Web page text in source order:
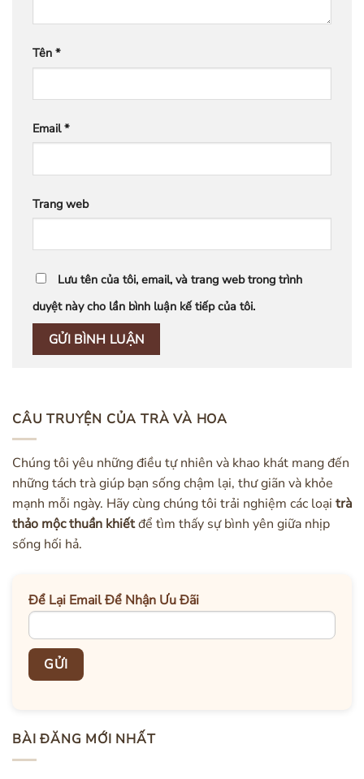
Tên *
Email*
Trang web
Lưu tên của tôi, email, và trang web trong trình
duyệt này cho lần bình luận kế tiếp của tôi.
CÂU TRUYỆN CỦA TRÀ VÀ HOA
Chúng tôi yêu những điều tự nhiên và khao khát mang đến
những tách trà giúp bạn sống chậm lại, thư giãn và khỏe
mạnh mỗi ngày. Hãy cùng chúng tôi trải nghiệm các loại trà
thảo mộc thuần khiếtđể tìm thấy sự bình yên giữa nhịp
sống hối hả.
Để Lại Email Để Nhận Ưu Đãi
BÀI ĐĂNG MỚI NHẤT